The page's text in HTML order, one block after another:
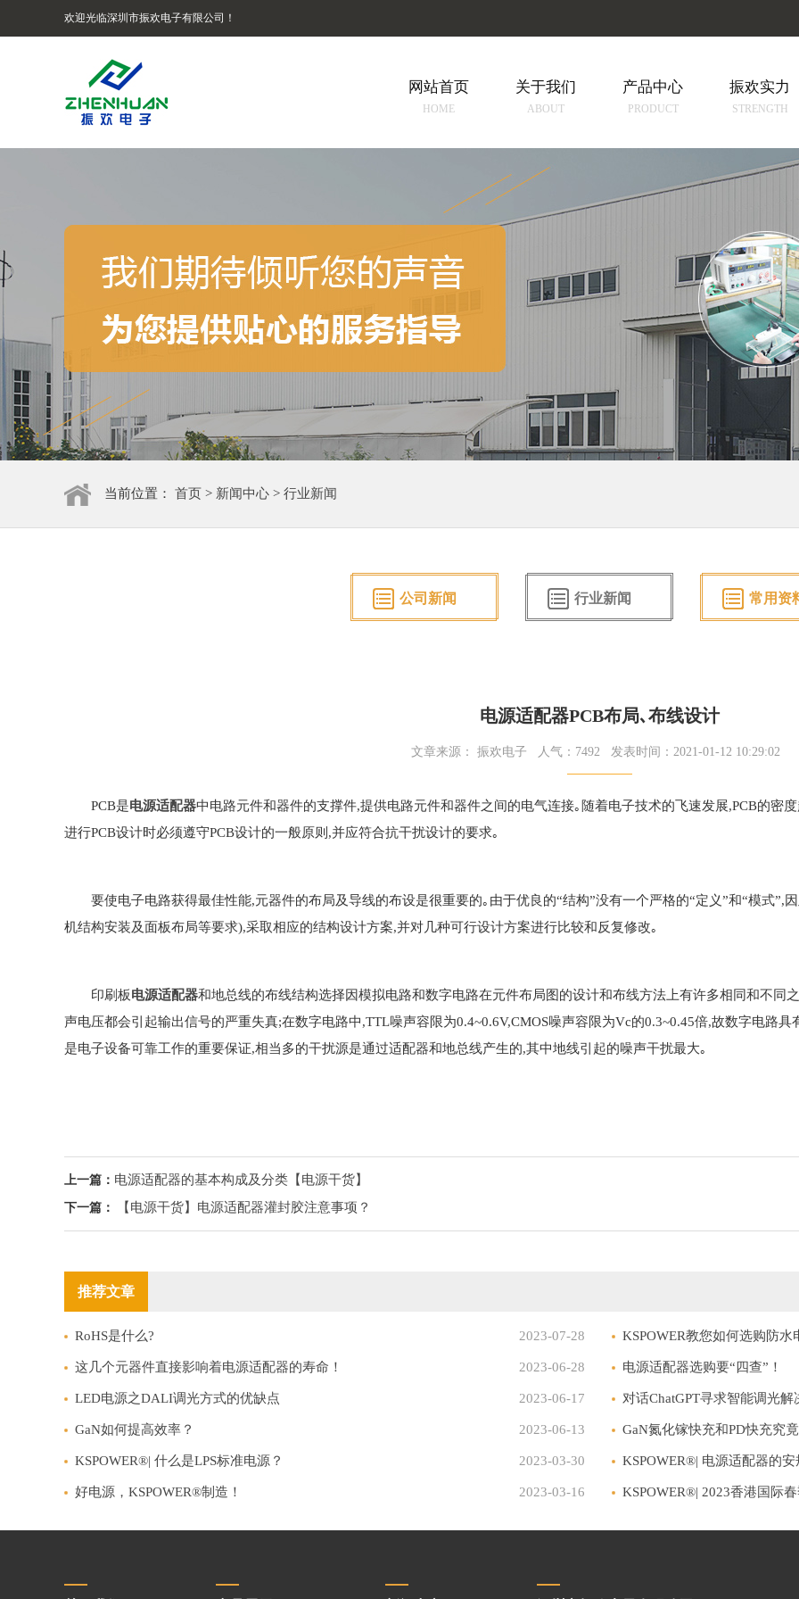
欢迎光临深圳市振欢电子有限公司！
网站首页
HOME
关于我们
ABOUT
产品中心
PRODUCT
振欢实力
STRENGTH
当前位置： 首页 > 新闻中心 > 行业新闻
公司新闻 行业新闻 常用资
电源适配器PCB布局､布线设计
文章来源： 振欢电子 人气：7492 发表时间：2021-01-12 10:29:02
PCB是电源适配器中电路元件和器件的支撑件,提供电路元件和器件之间的电气连接｡随着电子技术的飞速发展,PCB的密
进行PCB设计时必须遵守PCB设计的一般原则,并应符合抗干扰设计的要求｡
要使电子电路获得最佳性能,元器件的布局及导线的布设是很重要的｡由于优良的“结构”没有一个严格的“定义”和“模式”,
机结构安装及面板布局等要求),采取相应的结构设计方案,并对几种可行设计方案进行比较和反复修改｡
印刷板电源适配器和地总线的布线结构选择因模拟电路和数字电路在元件布局图的设计和布线方法上有许多相同和不同
声电压都会引起输出信号的严重失真;在数字电路中,TTL噪声容限为0.4~0.6V,CMOS噪声容限为Vc的0.3~0.45倍,故数字电路
是电子设备可靠工作的重要保证,相当多的干扰源是通过适配器和地总线产生的,其中地线引起的噪声干扰最大｡
上一篇： 电源适配器的基本构成及分类【电源干货】
下一篇： 【电源干货】电源适配器灌封胶注意事项？
推荐文章
2023-07-28
RoHS是什么? KSPOWER教您如何选购防水
2023-06-28
这几个元器件直接影响着电源适配器的寿命！ 电源适配器选购要“四查”！
2023-06-17
LED电源之DALI调光方式的优缺点 对话ChatGPT寻求智能调光
2023-06-13
GaN如何提高效率？ GaN氮化镓快充和PD快充究
2023-03-30
KSPOWER®| 什么是LPS标准电源？ KSPOWER®| 电源适配器的
2023-03-16
好电源，KSPOWER®制造！ KSPOWER®| 2023香港国际